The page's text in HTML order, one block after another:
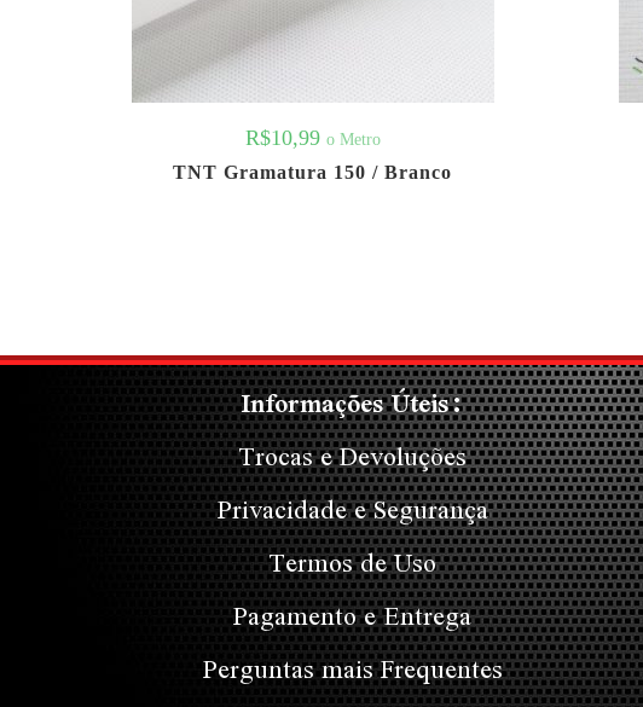
R$10,99 o Metro
TNT Gramatura 150 / Branco
Informações Úteis:
Trocas e Devoluções
Privacidade e Segurança
Termos de Uso
Pagamento e Entrega
Perguntas mais Frequentes